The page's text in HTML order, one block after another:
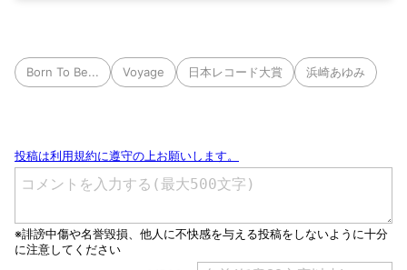
Born To Be... Voyage 日本レコード大賞 浜崎あゆみ